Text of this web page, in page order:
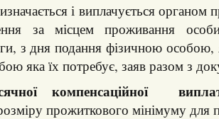
і виплачується органом
за місцем проживання
з дня подання фізичною особою,
яка їх потребує, заяв разом з
компенсаційної
прожиткового мінімуму для